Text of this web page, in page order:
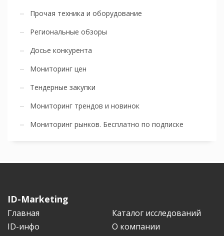
Прочая техника и оборудование
Региональные обзоры
Досье конкурента
Мониторинг цен
Тендерные закупки
Мониторинг трендов и новинок
Мониторинг рынков. Бесплатно по подписке
ID-Marketing
Главная
Каталог исследований
ID-инфо
О компании